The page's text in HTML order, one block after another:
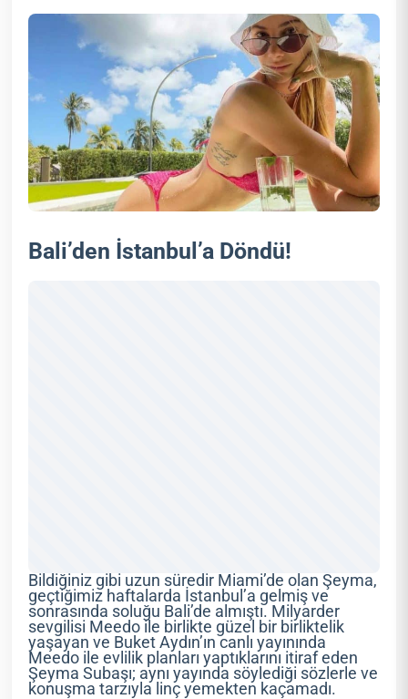
Bali’den İstanbul’a Döndü!
Bildiğiniz gibi uzun süredir Miami’de olan Şeyma,
geçtiğimiz haftalarda İstanbul’a gelmiş ve
sonrasında soluğu Bali’de almıştı. Milyarder
sevgilisi Meedo ile birlikte güzel bir birliktelik
yaşayan ve Buket Aydın’ın canlı yayınında
Meedo ile evlilik planları yaptıklarını itiraf eden
Şeyma Subaşı; aynı yayında söylediği sözlerle ve
konuşma tarzıyla linç yemekten kaçamadı.